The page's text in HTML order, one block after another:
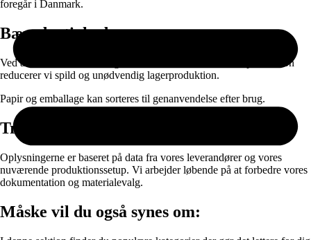
foregår i Danmark.
Bæredygtighed
Ved at kombinere ansvarlige materialer med on-demand produktion
reducerer vi spild og unødvendig lagerproduktion.
Papir og emballage kan sorteres til genanvendelse efter brug.
Transparens
Oplysningerne er baseret på data fra vores leverandører og vores
nuværende produktionssetup. Vi arbejder løbende på at forbedre vores
dokumentation og materialevalg.
Måske vil du også synes om: